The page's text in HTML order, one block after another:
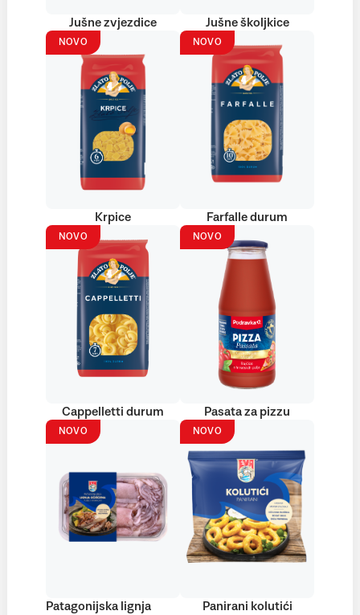
Jušne zvjezdice Jušne školjkice
NOVO
Krpice
NOVO
Farfalle durum
NOVO
Cappelletti durum
NOVO
Pasata za pizzu
NOVO
Patagonijska lignja
NOVO
Panirani kolutići